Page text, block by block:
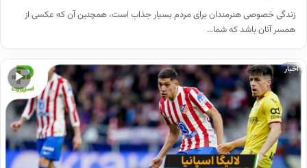
زندگی خصوصی هنرمندان برای مردم بسیار جذاب است، همچنین آن که عکسی از
همسر آنان باشد که شما…
▶
اخبار